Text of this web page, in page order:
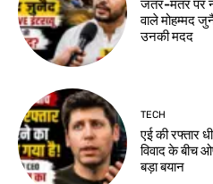
जंतर-मंतर पर
वाले मोहम्मद
उनकी मदद
TECH
एई की रफ्तार
विवाद के
बड़ा बयान